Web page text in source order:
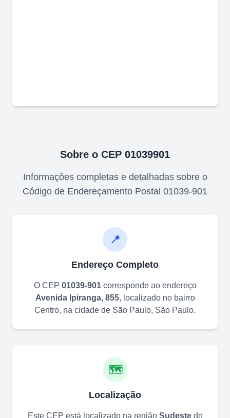
Sobre o CEP 01039901
Informações completas e detalhadas sobre o
Código de Endereçamento Postal 01039-901
📍
Endereço Completo
O CEP 01039-901corresponde ao endereço
Avenida Ipiranga, 855, localizado no bairro
Centro, na cidade de São Paulo, São Paulo.
🗺️
Localização
Este CEP está localizado na região Sudestedo